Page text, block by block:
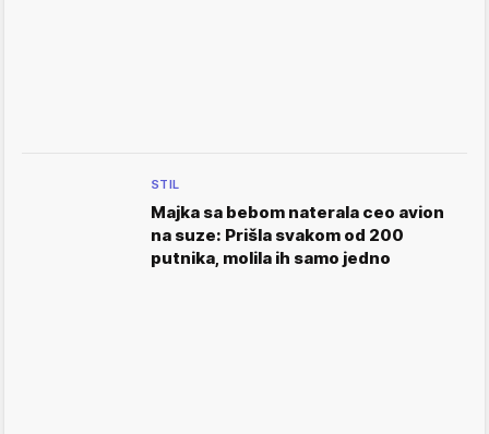
STIL
Majka sa bebom naterala ceo avion
na suze: Prišla svakom od 200
putnika, molila ih samo jedno